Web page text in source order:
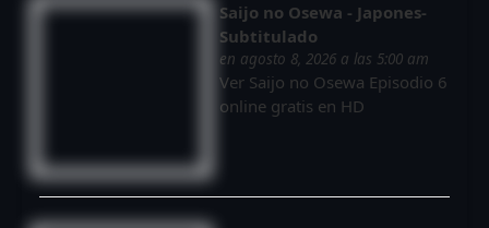
Saijo no Osewa - Japones-
Subtitulado
en agosto 8, 2026 a las 5:00 am
Ver Saijo no Osewa Episodio 6
online gratis en HD